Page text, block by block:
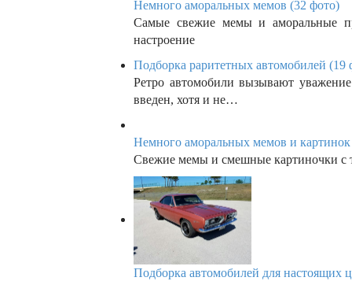
Немного аморальных мемов (32 фото)
Самые свежие мемы и аморальные
настроение
Подборка раритетных автомобилей (19
Ретро автомобили вызывают
введен, хотя и не…
Немного аморальных мемов и
Свежие мемы и смешные картиночки с
Подборка автомобилей для настоящих